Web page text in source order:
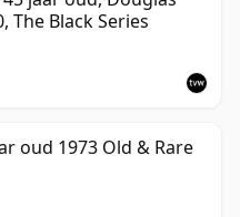
The Black Series
oud 1973 Old & Rare